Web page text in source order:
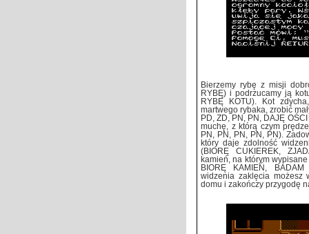
Bierzemy rybę z misji
RYBĘ) i podrzucamy ją
RYBĘ KOTU). Kot
martwego rybaka, zrobić
PD, ZD, PN, PN, DAJĘ
muchę, z którą czym
PN, PN, PN, PN, PN).
który daje zdolność
(BIORĘ CUKIEREK,
kamień, na którym
BIORĘ KAMIEŃ,
widzenia zaklęcia możesz
domu i zakończy przygodę